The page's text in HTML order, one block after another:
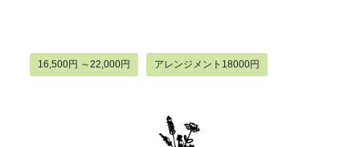
16,500円 ～22,000円 アレンジメント18000円